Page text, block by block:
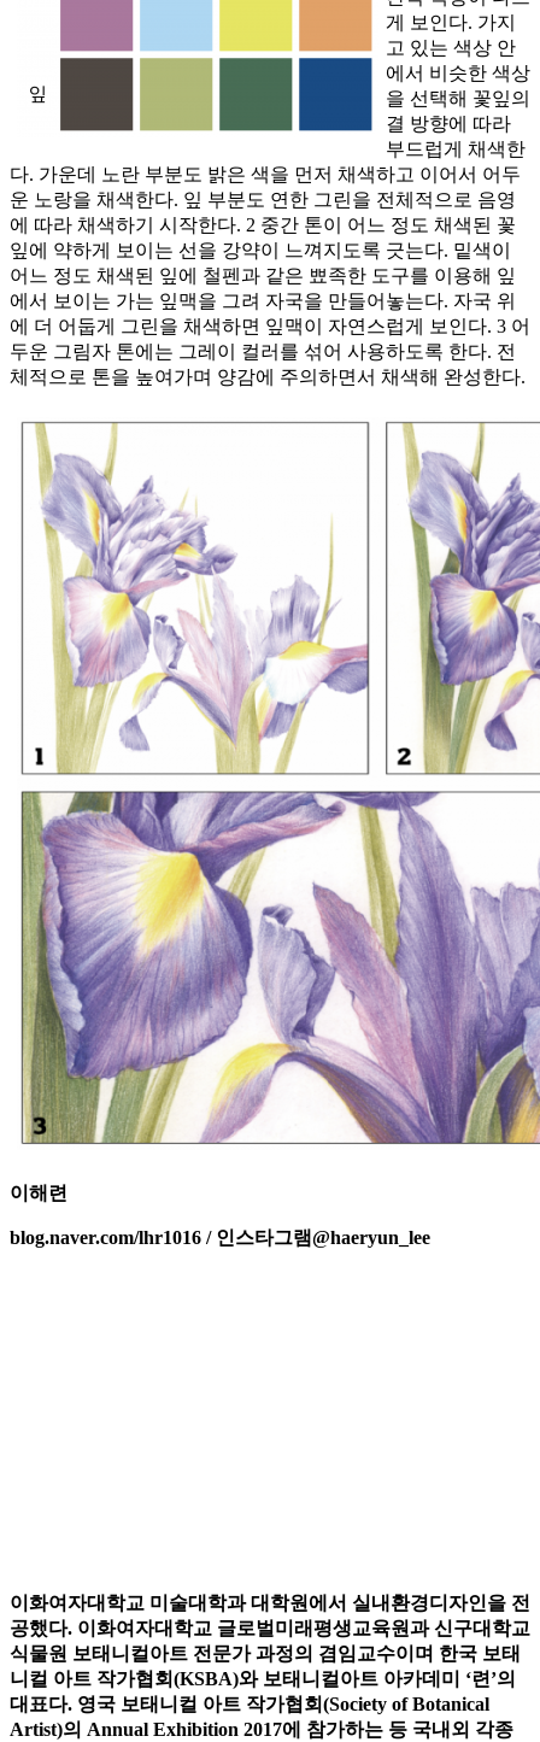
게 보인다. 가지
고 있는 색상 안
에서 비슷한 색상
을 선택해 꽃잎의
결 방향에 따라
부드럽게 채색한
다. 가운데 노란 부분도 밝은 색을 먼저 채색하고 이어서 어두
운 노랑을 채색한다. 잎 부분도 연한 그린을 전체적으로 음영
에 따라 채색하기 시작한다. 2 중간 톤이 어느 정도 채색된 꽃
잎에 약하게 보이는 선을 강약이 느껴지도록 긋는다. 밑색이
어느 정도 채색된 잎에 철펜과 같은 뾰족한 도구를 이용해 잎
에서 보이는 가는 잎맥을 그려 자국을 만들어놓는다. 자국 위
에 더 어둡게 그린을 채색하면 잎맥이 자연스럽게 보인다. 3 어
두운 그림자 톤에는 그레이 컬러를 섞어 사용하도록 한다. 전
체적으로 톤을 높여가며 양감에 주의하면서 채색해 완성한다.
이해련
blog.naver.com/lhr1016 / 인스타그램@haeryun_lee
이화여자대학교 미술대학과 대학원에서 실내환경디자인을 전
공했다. 이화여자대학교 글로벌미래평생교육원과 신구대학교
식물원 보태니컬아트 전문가 과정의 겸임교수이며 한국 보태
니컬 아트 작가협회(KSBA)와 보태니컬아트 아카데미 ‘련’의
대표다. 영국 보태니컬 아트 작가협회(Society of Botanical
Artist)의 Annual Exhibition 2017에 참가하는 등 국내외 각종